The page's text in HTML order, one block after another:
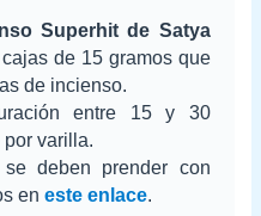
Superhit de Satya
de 15 gramos que
de incienso.
entre 15 y 30
varilla.
deben prender con
eneste enlace.